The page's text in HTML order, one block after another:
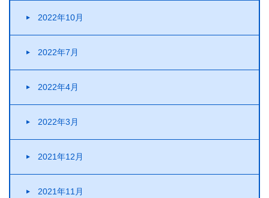
2022年10月
2022年7月
2022年4月
2022年3月
2021年12月
2021年11月